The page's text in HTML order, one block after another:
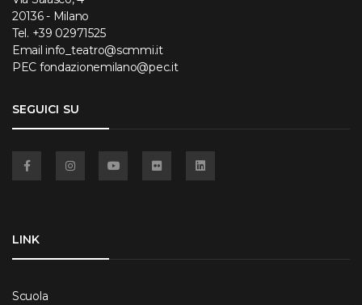
20136 - Milano
Tel. +39 02971525
Email info_teatro@scmmi.it
PEC fondazionemilano@pec.it
SEGUICI SU
LINK
Scuola